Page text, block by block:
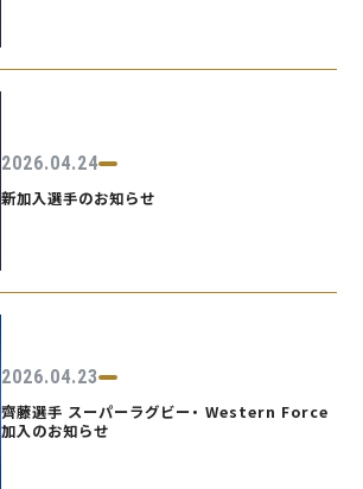
2026.04.24
新加入選手のお知らせ
2026.04.23
齊藤選手 スーパーラグビー・ Western Force
加入のお知らせ